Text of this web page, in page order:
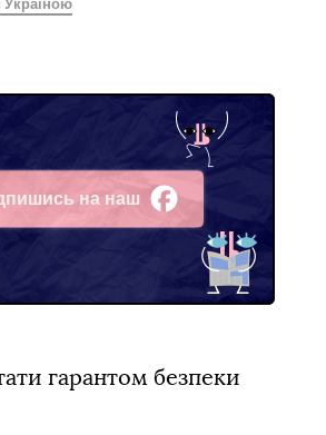
Україною
на наш
гарантом безпеки